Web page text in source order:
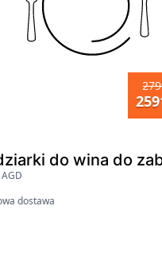
KU21WAHG0
do wina do
dostawa